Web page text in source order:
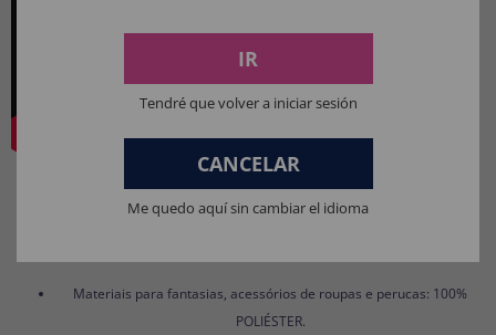
COMPOSIÇÃO DOS NOSSOS
Materiais para fantasias, acessórios de roupas e perucas: 100%
POLIÉSTER.
IR
Tendré que volver a iniciar sesión
CANCELAR
Me quedo aquí sin cambiar el idioma